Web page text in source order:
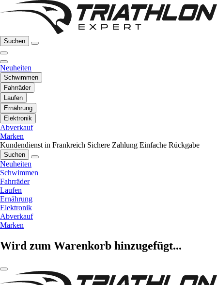
Suchen
Neuheiten
Schwimmen
Fahrräder
Laufen
Ernährung
Elektronik
Abverkauf
Marken
Kundendienst in Frankreich Sichere Zahlung Einfache Rückgabe
Suchen
Neuheiten
Schwimmen
Fahrräder
Laufen
Ernährung
Elektronik
Abverkauf
Marken
Wird zum Warenkorb hinzugefügt...